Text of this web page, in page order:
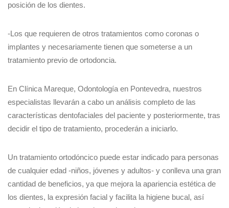
posición de los dientes.
-Los que requieren de otros tratamientos como coronas o
implantes y necesariamente tienen que someterse a un
tratamiento previo de ortodoncia.
En Clínica Mareque, Odontología en Pontevedra, nuestros
especialistas llevarán a cabo un análisis completo de las
características dentofaciales del paciente y posteriormente, tras
decidir el tipo de tratamiento, procederán a iniciarlo.
Un tratamiento ortodóncico puede estar indicado para personas
de cualquier edad -niños, jóvenes y adultos- y conlleva una gran
cantidad de beneficios, ya que mejora la apariencia estética de
los dientes, la expresión facial y facilita la higiene bucal, así